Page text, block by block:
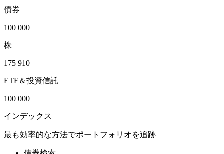
債券
100 000
株
175 910
ETF＆投資信託
100 000
インデックス
最も効率的な方法でポートフォリオを追跡